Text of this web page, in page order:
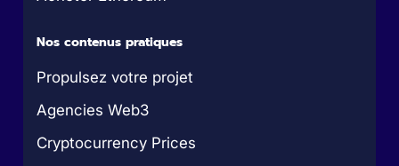
Nos contenus pratiques
Propulsez votre projet
Agencies Web3
Cryptocurrency Prices